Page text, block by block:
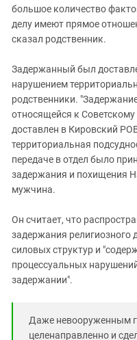
большое количество
делу имеют прямое
сказал родственник.
Задержанный был
нарушением
родственники.
относящейся к
доставлен в Кировский
территориальная
передаче в отдел было
задержания и похищения
мужчина.
Он считает, что
задержания религиозного
силовых структур и
процессуальных
задержании".
Даже невооруженным
целенаправленно и